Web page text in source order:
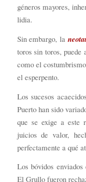
géneros mayores,
lidia.
Sin embargo, la
toros sin toros, puede
como el
el esperpento.
Los sucesos
Puerto han sido
que se exige a este
juicios de valor,
perfectamente a qué
Los bóvidos
El Grullo fueron